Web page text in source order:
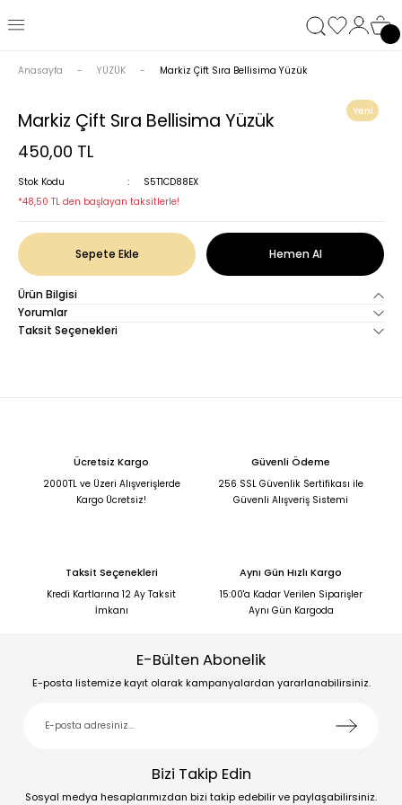
Anasayfa YÜZÜK Markiz Çift Sıra Bellisima Yüzük
Yeni
Markiz Çift Sıra Bellisima Yüzük
450,00 TL
Stok Kodu
S5T1CD88EX
*48,50 TL den başlayan taksitlerle!
Sepete Ekle Hemen Al
Ürün Bilgisi
Yorumlar
Taksit Seçenekleri
Ücretsiz Kargo
2000TL ve Üzeri Alışverişlerde
Kargo Ücretsiz!
Güvenli Ödeme
256 SSL Güvenlik Sertifikası ile
Güvenli Alışveriş Sistemi
Taksit Seçenekleri
Kredi Kartlarına 12 Ay Taksit
İmkanı
Aynı Gün Hızlı Kargo
15:00'a Kadar Verilen Siparişler
Aynı Gün Kargoda
E-Bülten Abonelik
E-posta listemize kayıt olarak kampanyalardan yararlanabilirsiniz.
Bizi Takip Edin
Sosyal medya hesaplarımızdan bizi takip edebilir ve paylaşabilirsiniz.